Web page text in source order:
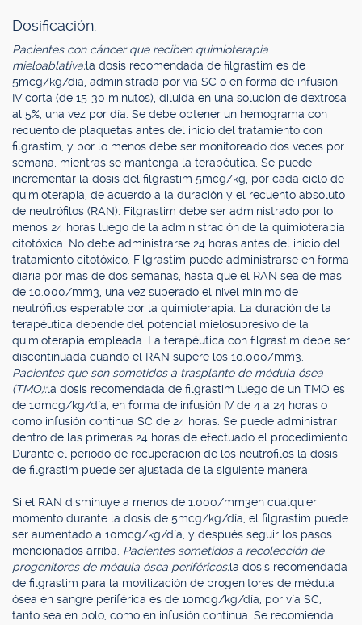
Dosificación.
Pacientes con cáncer que reciben quimioterapia
mieloablativa:la dosis recomendada de filgrastim es de
5mcg/kg/día, administrada por vía SC o en forma de infusión
IV corta (de 15-30 minutos), diluida en una solución de dextrosa
al 5%, una vez por día. Se debe obtener un hemograma con
recuento de plaquetas antes del inicio del tratamiento con
filgrastim, y por lo menos debe ser monitoreado dos veces por
semana, mientras se mantenga la terapéutica. Se puede
incrementar la dosis del filgrastim 5mcg/kg, por cada ciclo de
quimioterapia, de acuerdo a la duración y el recuento absoluto
de neutrófilos (RAN). Filgrastim debe ser administrado por lo
menos 24 horas luego de la administración de la quimioterapia
citotóxica. No debe administrarse 24 horas antes del inicio del
tratamiento citotóxico. Filgrastim puede administrarse en forma
diaria por más de dos semanas, hasta que el RAN sea de más
de 10.000/mm3, una vez superado el nivel mínimo de
neutrófilos esperable por la quimioterapia. La duración de la
terapéutica depende del potencial mielosupresivo de la
quimioterapia empleada. La terapéutica con filgrastim debe ser
discontinuada cuando el RAN supere los 10.000/mm3.
Pacientes que son sometidos a trasplante de médula ósea
(TMO):la dosis recomendada de filgrastim luego de un TMO es
de 10mcg/kg/día, en forma de infusión IV de 4 a 24 horas o
como infusión continua SC de 24 horas. Se puede administrar
dentro de las primeras 24 horas de efectuado el procedimiento.
Durante el período de recuperación de los neutrófilos la dosis
de filgrastim puede ser ajustada de la siguiente manera:
Si el RAN disminuye a menos de 1.000/mm3en cualquier
momento durante la dosis de 5mcg/kg/día, el filgrastim puede
ser aumentado a 10mcg/kg/día, y después seguir los pasos
mencionados arriba. Pacientes sometidos a recolección de
progenitores de médula ósea periféricos:la dosis recomendada
de filgrastim para la movilización de progenitores de médula
ósea en sangre periférica es de 10mcg/kg/día, por vía SC,
tanto sea en bolo, como en infusión continua. Se recomienda